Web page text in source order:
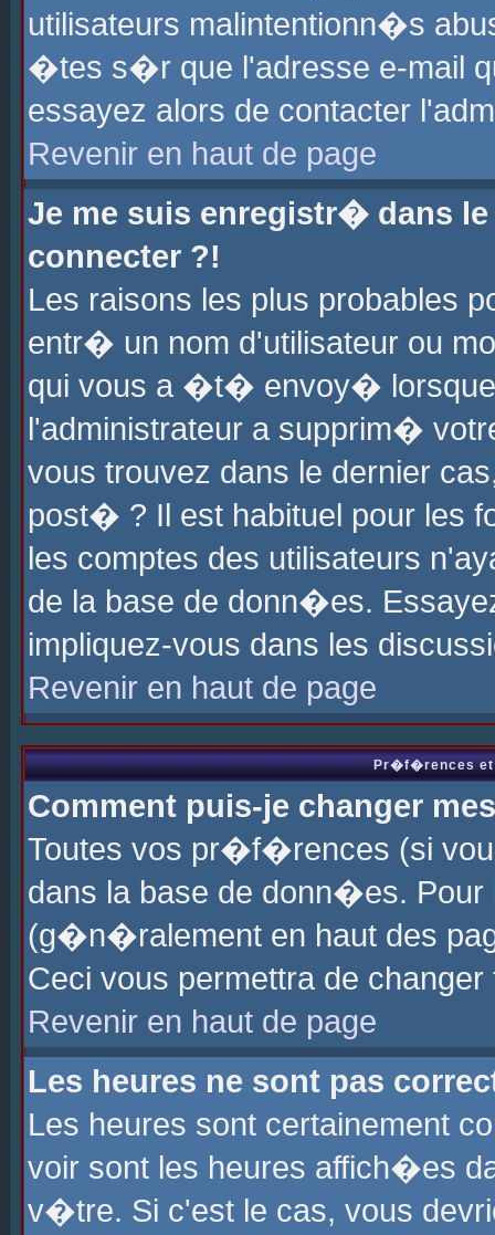
utilisateurs malintentionn�s
�tes s�r que l'adresse e-mail
essayez alors de contacter
Revenir en haut de page
Je me suis enregistr� dans
connecter ?!
Les raisons les plus probables
entr� un nom d'utilisateur ou
qui vous a �t� envoy�
l'administrateur a supprim�
vous trouvez dans le dernier
post� ? Il est habituel pour les
les comptes des utilisateurs
de la base de donn�es.
impliquez-vous dans les
Revenir en haut de page
Pr�f�rences et
Comment puis-je changer
Toutes vos pr�f�rences (si
dans la base de donn�es.
(g�n�ralement en haut des
Ceci vous permettra de
Revenir en haut de page
Les heures ne sont pas
Les heures sont certainement
voir sont les heures affich�es
v�tre. Si c'est le cas, vous